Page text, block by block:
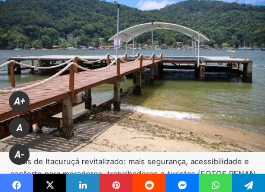
A+
A
A-
Cais de Itacuruçá revitalizado: mais segurança, acessibilidade e
conforto para moradores, trabalhadores e turistas (FOTOS RENAN
FERRAZZANI/PMM)